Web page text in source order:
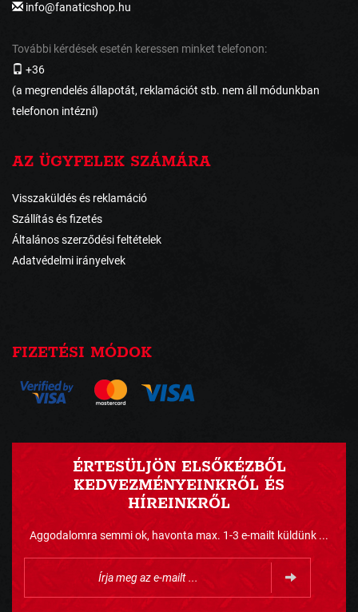
info@fanaticshop.hu
További kérdések esetén keressen minket telefonon:
+36
(a megrendelés állapotát, reklamációt stb. nem áll módunkban
telefonon intézni)
AZ ÜGYFELEK SZÁMÁRA
Visszaküldés és reklamáció
Szállítás és fizetés
Általános szerződési feltételek
Adatvédelmi irányelvek
FIZETÉSI MÓDOK
ÉRTESÜLJÖN ELSŐKÉZBŐL
KEDVEZMÉNYEINKRŐL ÉS
HÍREINKRŐL
Aggodalomra semmi ok, havonta max. 1-3 e-mailt küldünk ...